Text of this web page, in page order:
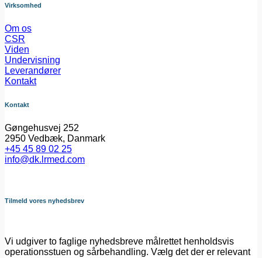
Virksomhed
Om os
CSR
Viden
Undervisning
Leverandører
Kontakt
Kontakt
Gøngehusvej 252
2950 Vedbæk, Danmark
+45 45 89 02 25
info@dk.lrmed.com
Tilmeld vores nyhedsbrev
Vi udgiver to faglige nyhedsbreve målrettet henholdsvis
operationsstuen og sårbehandling. Vælg det der er relevant